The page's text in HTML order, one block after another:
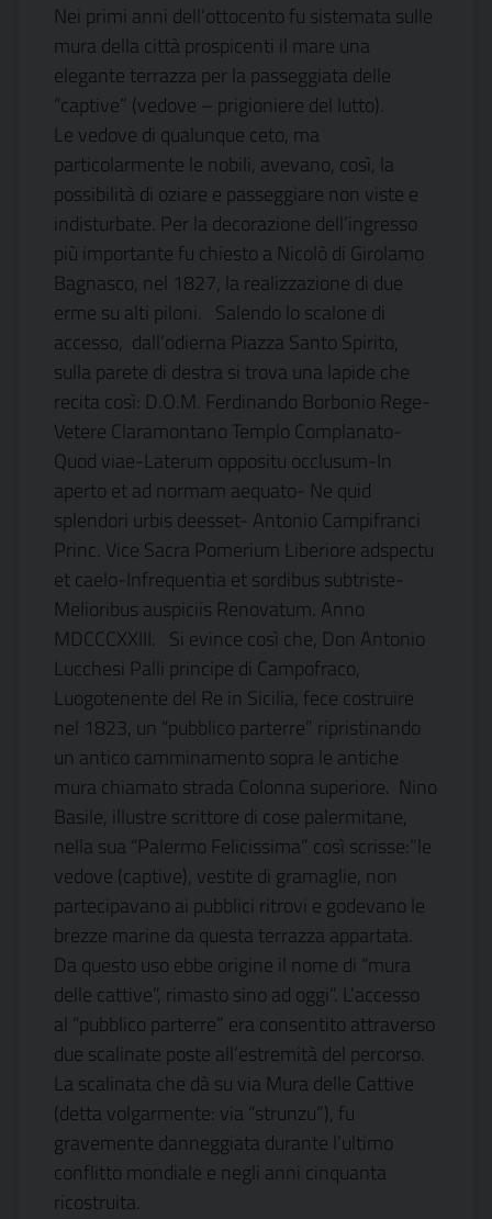
Nei primi anni dell’ottocento fu sistemata sulle
mura della città prospicenti il mare una
elegante terrazza per la passeggiata delle
“captive” (vedove – prigioniere del lutto).
Le vedove di qualunque ceto, ma
particolarmente le nobili, avevano, così, la
possibilità di oziare e passeggiare non viste e
indisturbate. Per la decorazione dell’ingresso
più importante fu chiesto a Nicolò di Girolamo
Bagnasco, nel 1827, la realizzazione di due
erme su alti piloni. Salendo lo scalone di
accesso, dall’odierna Piazza Santo Spirito,
sulla parete di destra si trova una lapide che
recita così: D.O.M. Ferdinando Borbonio Rege-
Vetere Claramontano Templo Complanato-
Quod viae-Laterum oppositu occlusum-In
aperto et ad normam aequato- Ne quid
splendori urbis deesset- Antonio Campifranci
Princ. Vice Sacra Pomerium Liberiore adspectu
et caelo-Infrequentia et sordibus subtriste-
Melioribus auspiciis Renovatum. Anno
MDCCCXXIII. Si evince così che, Don Antonio
Lucchesi Palli principe di Campofraco,
Luogotenente del Re in Sicilia, fece costruire
nel 1823, un “pubblico parterre” ripristinando
un antico camminamento sopra le antiche
mura chiamato strada Colonna superiore. Nino
Basile, illustre scrittore di cose palermitane,
nella sua “Palermo Felicissima” così scrisse:”le
vedove (captive), vestite di gramaglie, non
partecipavano ai pubblici ritrovi e godevano le
brezze marine da questa terrazza appartata.
Da questo uso ebbe origine il nome di “mura
delle cattive”, rimasto sino ad oggi”. L’accesso
al “pubblico parterre” era consentito attraverso
due scalinate poste all’estremità del percorso.
La scalinata che dà su via Mura delle Cattive
(detta volgarmente: via “strunzu”), fu
gravemente danneggiata durante l’ultimo
conflitto mondiale e negli anni cinquanta
ricostruita.